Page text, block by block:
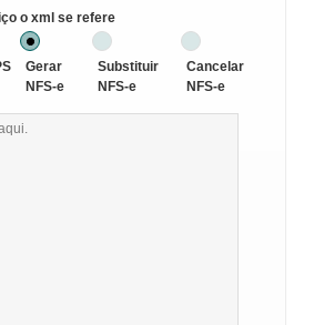
o xml se refere
Gerar
NFS-e
Substituir
NFS-e
Cancelar
NFS-e